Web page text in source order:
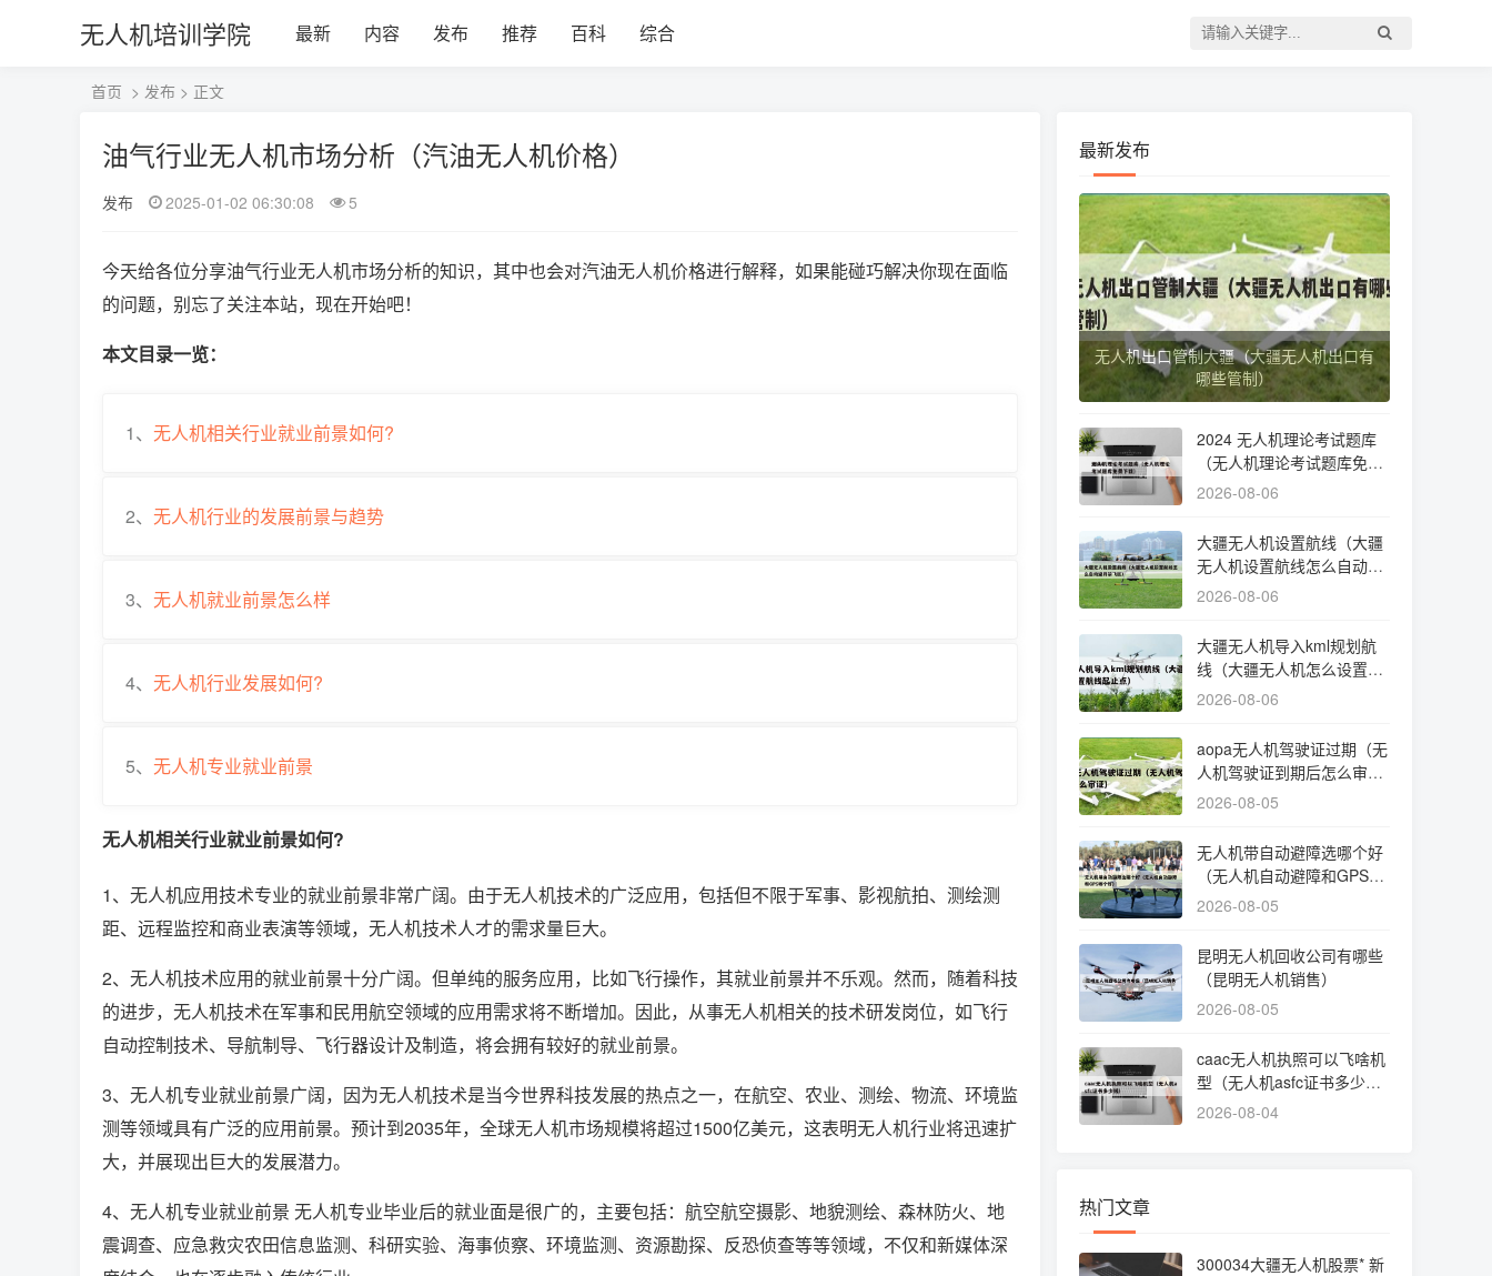
无人机培训学院 最新 内容 发布 推荐 百科 综合
首页 > 发布 > 正文
油气行业无人机市场分析（汽油无人机价格）
发布 2025-01-02 06:30:08 5
今天给各位分享油气行业无人机市场分析的知识，其中也会对汽油无人机价格进行解释，如果能碰巧解决你现在面临
的问题，别忘了关注本站，现在开始吧！
本文目录一览：
1、 无人机相关行业就业前景如何?
2、 无人机行业的发展前景与趋势
3、 无人机就业前景怎么样
4、 无人机行业发展如何?
5、 无人机专业就业前景
无人机相关行业就业前景如何?
1、无人机应用技术专业的就业前景非常广阔。由于无人机技术的广泛应用，包括但不限于军事、影视航拍、测绘测
距、远程监控和商业表演等领域，无人机技术人才的需求量巨大。
2、无人机技术应用的就业前景十分广阔。但单纯的服务应用，比如飞行操作，其就业前景并不乐观。然而，随着科技
的进步，无人机技术在军事和民用航空领域的应用需求将不断增加。因此，从事无人机相关的技术研发岗位，如飞行
自动控制技术、导航制导、飞行器设计及制造，将会拥有较好的就业前景。
3、无人机专业就业前景广阔，因为无人机技术是当今世界科技发展的热点之一，在航空、农业、测绘、物流、环境监
测等领域具有广泛的应用前景。预计到2035年，全球无人机市场规模将超过1500亿美元，这表明无人机行业将迅速扩
大，并展现出巨大的发展潜力。
4、无人机专业就业前景 无人机专业毕业后的就业面是很广的，主要包括：航空航空摄影、地貌测绘、森林防火、地
震调查、应急救灾农田信息监测、科研实验、海事侦察、环境监测、资源勘探、反恐侦查等等领域，不仅和新媒体深
最新发布
无人机出口管制大疆（大疆无人机出口有
哪些管制）
2024 无人机理论考试题库
（无人机理论考试题库免费
下载）
2026-08-06
大疆无人机设置航线（大疆
无人机设置航线怎么自动避
开禁飞区）
2026-08-06
大疆无人机导入kml规划航
线（大疆无人机怎么设置航
线起止点）
2026-08-06
aopa无人机驾驶证过期（无
人机驾驶证到期后怎么审
证）
2026-08-05
无人机带自动避障选哪个好
（无人机自动避障和GPS哪
个好）
2026-08-05
昆明无人机回收公司有哪些
（昆明无人机销售）
2026-08-05
caac无人机执照可以飞啥机
型（无人机asfc证书多少
钱）
2026-08-04
热门文章
300034大疆无人机股票* 新